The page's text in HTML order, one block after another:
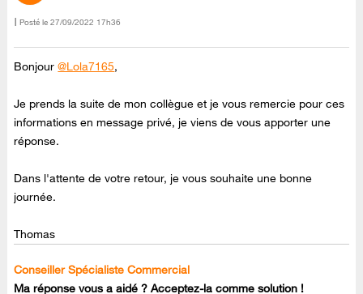
Posté le ‎27/09/2022 17h36
Bonjour@Lola7165,
Je prends la suite de mon collègue et je vous remercie pour ces
informations en message privé, je viens de vous apporter une
réponse.
Dans l'attente de votre retour, je vous souhaite une bonne
journée.
Thomas
Conseiller Spécialiste Commercial
Ma réponse vous a aidé ? Acceptez-la comme solution !